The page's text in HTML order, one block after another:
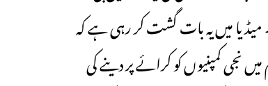
میں یہ بات گشت کر رہی ہے کہ
کمپنیوں کو کرائے پر دینے کی